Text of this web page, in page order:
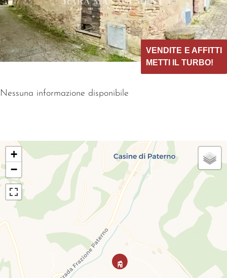
VENDITE E AFFITTI
METTI IL TURBO!
Nessuna informazione disponibile
+
−